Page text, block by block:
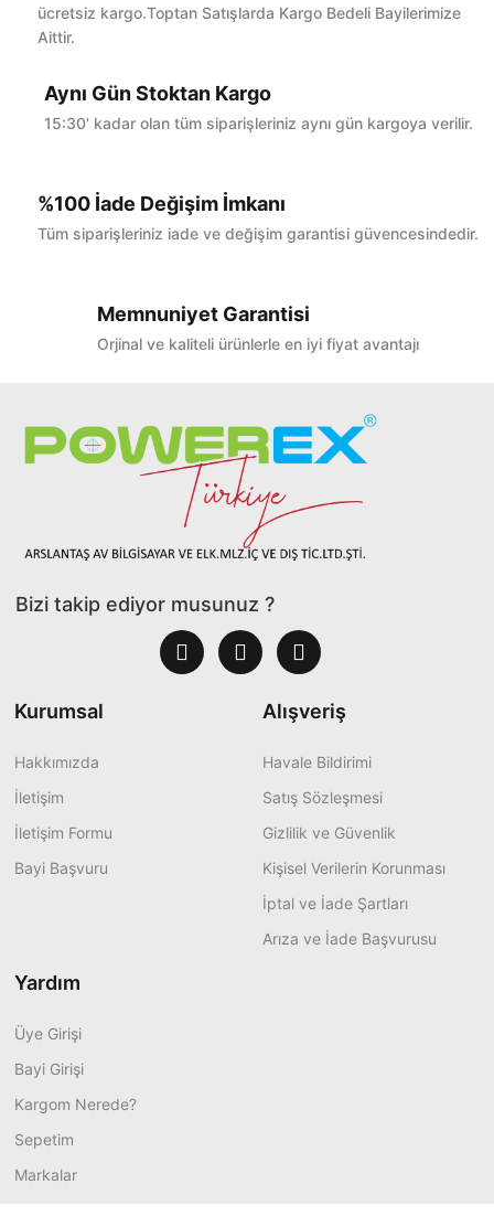
ücretsiz kargo.Toptan Satışlarda Kargo Bedeli Bayilerimize
Aittir.
Aynı Gün Stoktan Kargo
15:30' kadar olan tüm siparişleriniz aynı gün kargoya verilir.
%100 İade Değişim İmkanı
Tüm siparişleriniz iade ve değişim garantisi güvencesindedir.
Memnuniyet Garantisi
Orjinal ve kaliteli ürünlerle en iyi fiyat avantajı
Bizi takip ediyor musunuz ?
Kurumsal
Hakkımızda
İletişim
İletişim Formu
Bayi Başvuru
Alışveriş
Havale Bildirimi
Satış Sözleşmesi
Gizlilik ve Güvenlik
Kişisel Verilerin Korunması
İptal ve İade Şartları
Arıza ve İade Başvurusu
Yardım
Üye Girişi
Bayi Girişi
Kargom Nerede?
Sepetim
Markalar